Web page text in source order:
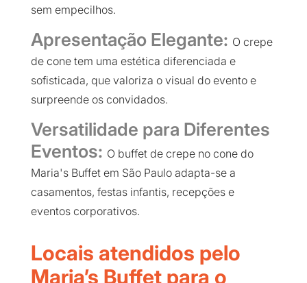
sem empecilhos.
Apresentação Elegante: O crepe
de cone tem uma estética diferenciada e
sofisticada, que valoriza o visual do evento e
surpreende os convidados.
Versatilidade para Diferentes
Eventos: O buffet de crepe no cone do
Maria's Buffet em São Paulo adapta-se a
casamentos, festas infantis, recepções e
eventos corporativos.
Locais atendidos pelo
Maria’s Buffet para o